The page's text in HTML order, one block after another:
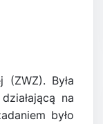
Była
na
było